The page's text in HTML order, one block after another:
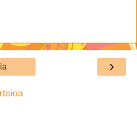
›